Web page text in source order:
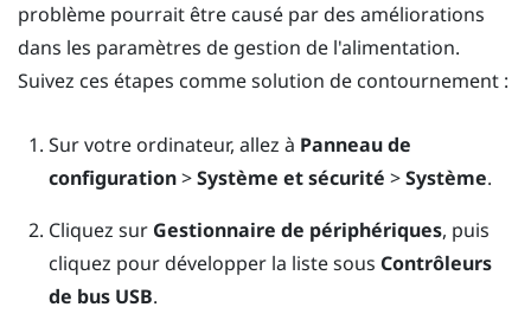
problème pourrait être causé par des améliorations
dans les paramètres de gestion de l'alimentation.
Suivez ces étapes comme solution de contournement :
Sur votre ordinateur, allez à Panneau de
configuration>Système et sécurité >Système.
Cliquez sur Gestionnaire de périphériques, puis
cliquez pour développer la liste sous Contrôleurs
de bus USB.